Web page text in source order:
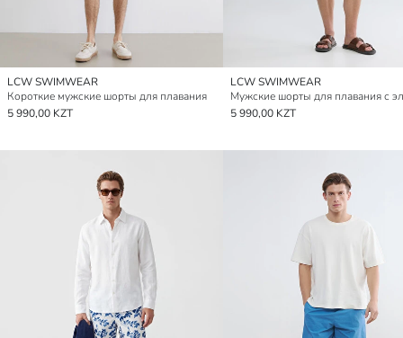
LCW SWIMWEAR
Короткие мужские шорты для плавания
5 990,00 KZT
LCW SWIMWEAR
5 990,00 KZT